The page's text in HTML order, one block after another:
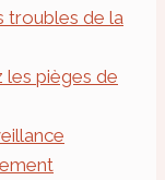
troubles de la
pièges de